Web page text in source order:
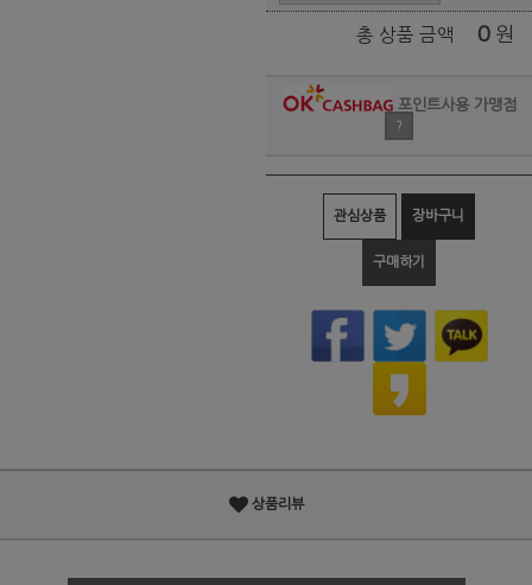
총 상품 금액 0 원
포인트사용 가맹점
?
관심상품 장바구니
구매하기
상품리뷰